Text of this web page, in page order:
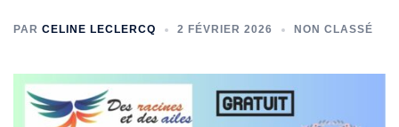
PAR CELINE LECLERCQ 2 FÉVRIER 2026 NON CLASSÉ